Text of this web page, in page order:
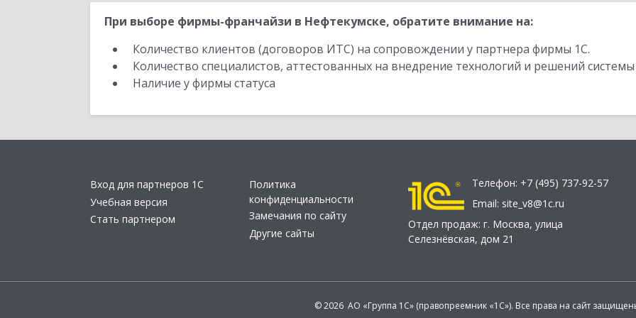
При выборе фирмы-франчайзи в Нефтекумске, обратите внимание на:
Количество клиентов (договоров ИТС) на сопровождении у партнера фирмы 1С.
Количество специалистов, аттестованных на внедрение технологий и решений
Наличие у фирмы статуса
Вход для партнеров 1С
Учебная версия
Стать партнером
Политика
конфиденциальности
Замечания по сайту
Другие сайты
Телефон: +7 (495) 737-92-57
Email: site_v8@1c.ru
Отдел продаж: г. Москва, улица
Селезнёвская, дом 21
© 2026 АО «Группа 1С» (правопреемник «1С»). Все права на сайт